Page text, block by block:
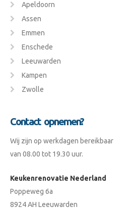
Apeldoorn
Assen
Emmen
Enschede
Leeuwarden
Kampen
Zwolle
Contact opnemen?
Wij zijn op werkdagen bereikbaar
van 08.00 tot 19.30 uur.
Keukenrenovatie Nederland
Poppeweg 6a
8924 AH Leeuwarden